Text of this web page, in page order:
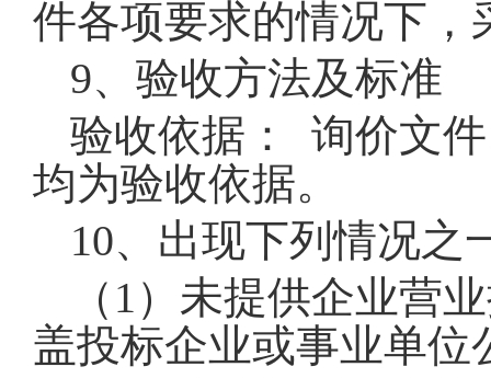
件各项要求的情况下，
9、验收方法及标准
验收依据：
询价文
均为验收依据。
10、出现下列情况之
（ 1）未提供企业营
盖投标企业或事业单位